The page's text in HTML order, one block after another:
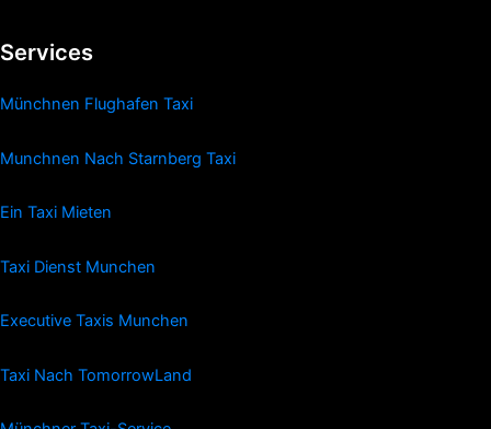
Services
Münchnen Flughafen Taxi
Munchnen Nach Starnberg Taxi
Ein Taxi Mieten
Taxi Dienst Munchen
Executive Taxis Munchen
Taxi Nach TomorrowLand